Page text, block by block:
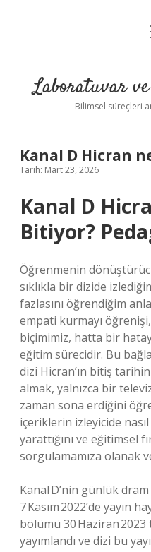
Laboratuvar
Bilimsel süreçleri
Kanal D Hicran
Tarih: Mart 23, 2026
Kanal D
Bitiyor?
Öğrenmenin
sıklıkla bir dizide
fazlasını öğrendiğim
empati kurmayı
biçimimiz, hatta bir
eğitim sürecidir. Bu
dizi Hicran’ın bitiş
almak, yalnızca bir
zaman sona erdiğini
içeriklerin izleyicide
yarattığını ve eğitimsel
sorgulamamıza olanak
Kanal D’nin günlük
7 Kasım 2022’de yayın
bölümü 30 Haziran
yayımlandı ve dizi bu